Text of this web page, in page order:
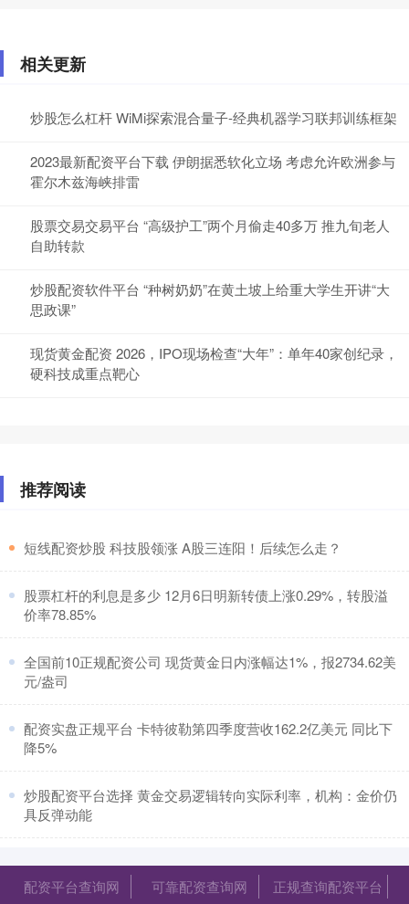
相关更新
炒股怎么杠杆 WiMi探索混合量子-经典机器学习联邦训练框架
2023最新配资平台下载 伊朗据悉软化立场 考虑允许欧洲参与
霍尔木兹海峡排雷
股票交易交易平台 “高级护工”两个月偷走40多万 推九旬老人
自助转款
炒股配资软件平台 “种树奶奶”在黄土坡上给重大学生开讲“大
思政课”
现货黄金配资 2026，IPO现场检查“大年”：单年40家创纪录，
硬科技成重点靶心
推荐阅读
​短线配资炒股 科技股领涨 A股三连阳！后续怎么走？
​股票杠杆的利息是多少 12月6日明新转债上涨0.29%，转股溢
价率78.85%
​全国前10正规配资公司 现货黄金日内涨幅达1%，报2734.62美
元/盎司
​配资实盘正规平台 卡特彼勒第四季度营收162.2亿美元 同比下
降5%
​炒股配资平台选择 黄金交易逻辑转向实际利率，机构：金价仍
具反弹动能
配资平台查询网 可靠配资查询网 正规查询配资平台